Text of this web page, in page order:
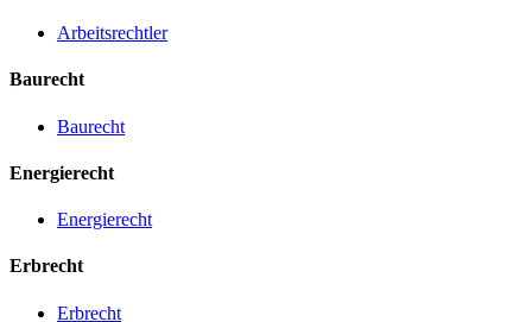
Arbeitsrechtler
Baurecht
Baurecht
Energierecht
Energierecht
Erbrecht
Erbrecht